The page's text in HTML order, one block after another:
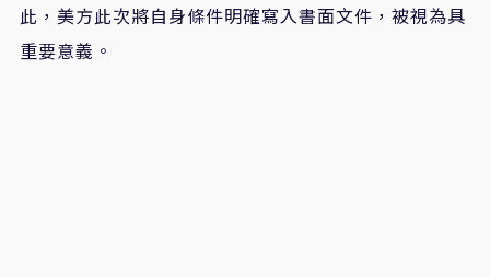
此，美方此次將自身條件明確寫入書面文件，被視為具
重要意義。